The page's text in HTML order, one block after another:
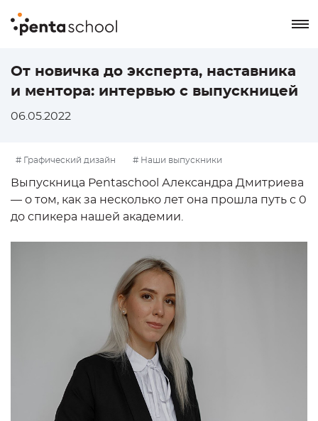
8 800 550-76-72
Заказать звонок
От новичка до эксперта, наставника
и ментора: интервью с выпускницей
06.05.2022
# Графический дизайн # Наши выпускники
Выпускница Pentaschool Александра Дмитриева
— о том, как за несколько лет она прошла путь с 0
до спикера нашей академии.